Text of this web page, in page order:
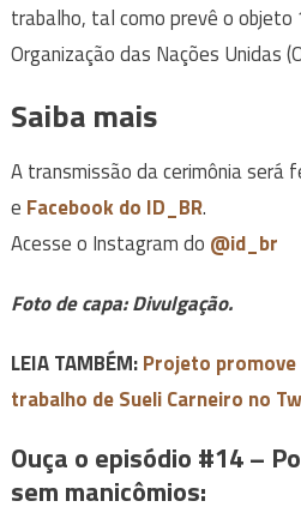
trabalho, tal como prevê o objeto
Organização das Nações Unidas
Saiba mais
A transmissão da cerimônia
e Facebook do ID_BR.
Acesse o Instagram do @id_br
Foto de capa: Divulgação.
LEIA TAMBÉM:Projeto
trabalho de Sueli Carneiro no
Ouça o episódio #14 –
sem manicômios: